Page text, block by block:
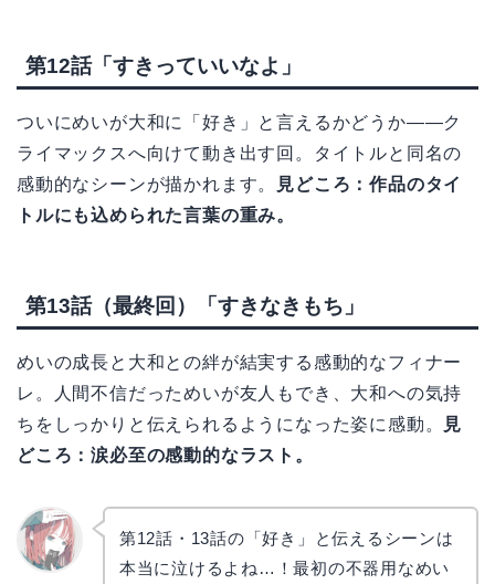
第12話「すきっていいなよ」
ついにめいが大和に「好き」と言えるかどうか——ク
ライマックスへ向けて動き出す回。タイトルと同名の
感動的なシーンが描かれます。
見どころ：作品のタイ
トルにも込められた言葉の重み。
第13話（最終回）「すきなきもち」
めいの成長と大和との絆が結実する感動的なフィナー
レ。人間不信だっためいが友人もでき、大和への気持
ちをしっかりと伝えられるようになった姿に感動。
見
どころ：涙必至の感動的なラスト。
第12話・13話の「好き」と伝えるシーンは
本当に泣けるよね…！最初の不器用なめい